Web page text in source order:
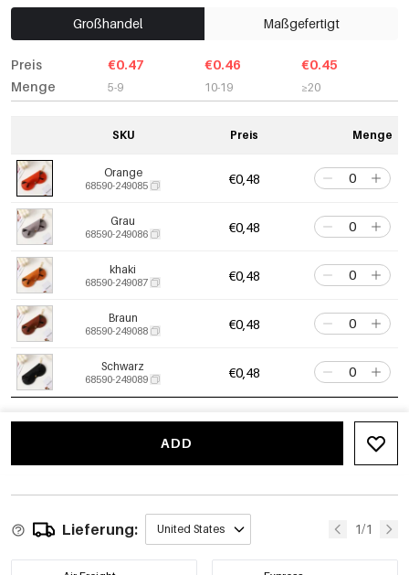
Großhandel Maßgefertigt
Preis
Menge
€0.47
5-9
€0.46
10-19
€0.45
≥20
SKU Preis Menge
Orange
68590-249085 €0,48
Grau
68590-249086 €0,48
khaki
68590-249087 €0,48
Braun
68590-249088 €0,48
Schwarz
68590-249089 €0,48
ADD
Lieferung: United States 1/1